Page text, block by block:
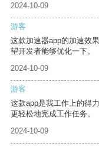
2024-10-09
游客
这款加速器app的加速效
望开发者能够优化一下。
2024-10-09
游客
这款app是我工作上的得
更轻松地完成工作任务。
2024-10-09